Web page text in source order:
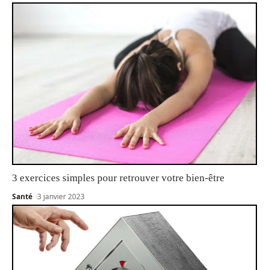
3 exercices simples pour retrouver votre bien-être
Santé 3 janvier 2023